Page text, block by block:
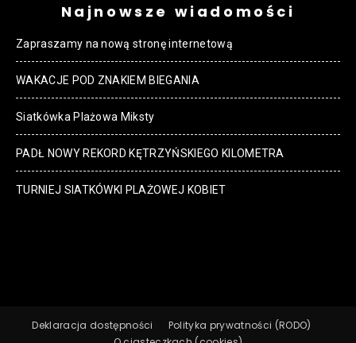
Najnowsze wiadomości
Zapraszamy na nową stronę internetową
WAKACJE POD ZNAKIEM BIEGANIA
Siatkówka Plażowa Miksty
PADŁ NOWY REKORD KĘTRZYŃSKIEGO KILOMETRA
TURNIEJ SIATKÓWKI PLAŻOWEJ KOBIET
Deklaracja dostępności
Polityka prywatności (RODO)